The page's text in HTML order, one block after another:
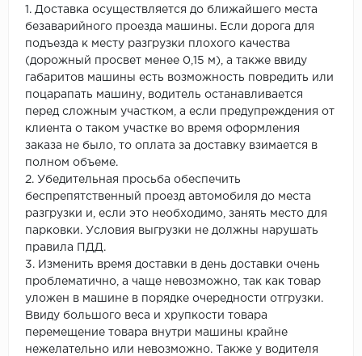
1. Доставка осуществляется до ближайшего места
безаварийного проезда машины. Если дорога для
подъезда к месту разгрузки плохого качества
(дорожный просвет менее 0,15 м), а также ввиду
габаритов машины есть возможность повредить или
поцарапать машину, водитель останавливается
перед сложным участком, а если предупреждения от
клиента о таком участке во время оформления
заказа не было, то оплата за доставку взимается в
полном объеме.
2. Убедительная просьба обеспечить
беспрепятственный проезд автомобиля до места
разгрузки и, если это необходимо, занять место для
парковки. Условия выгрузки не должны нарушать
правила ПДД.
3. Изменить время доставки в день доставки очень
проблематично, а чаще невозможно, так как товар
уложен в машине в порядке очередности отгрузки.
Ввиду большого веса и хрупкости товара
перемещение товара внутри машины крайне
нежелательно или невозможно. Также у водителя